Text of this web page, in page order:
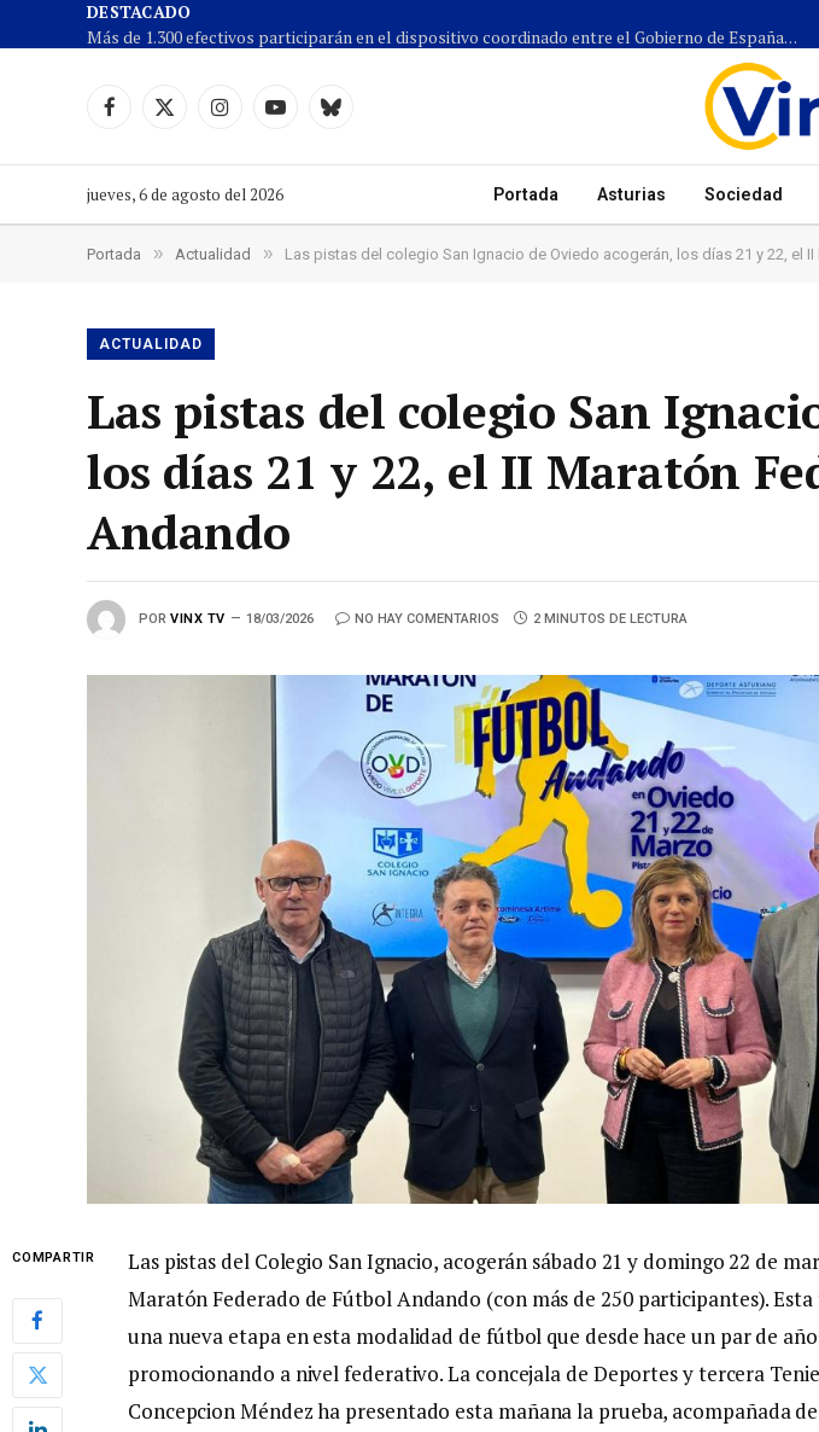
DESTACADO
Más de 1.300 efectivos participarán en el dispositivo coordinado entre el Gobierno de España, el Principado de Asturias y los ayuntamientos para el eclipse del 12 de agosto
Facebook
X
InstagramYouTubeCielo
jueves, 6 de agosto del 2026 Portada Asturias Sociedad
Portada » Actualidad » Las pistas del colegio San Ignacio de Oviedo acogerán, los días 21 y 22, el
ACTUALIDAD
Las pistas del colegio San
los días 21 y 22, el II Maratón
Andando
POR VINX TV 18/03/2026 NO HAY COMENTARIOS 2 MINUTOS DE LECTURA
COMPARTIR
Las pistas del Colegio San Ignacio, acogerán sábado 21 y domingo 22 de
Maratón Federado de Fútbol Andando (con más de 250 participantes).
una nueva etapa en esta modalidad de fútbol que desde hace un par de
promocionando a nivel federativo. La concejala de Deportes y tercera
Concepcion Méndez ha presentado esta mañana la prueba, acompañada